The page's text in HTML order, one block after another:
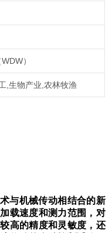
）
,生物产业,农林牧渔
与机械传动相结合的新
载速度和测力范围，对
高的精度和灵敏度，还